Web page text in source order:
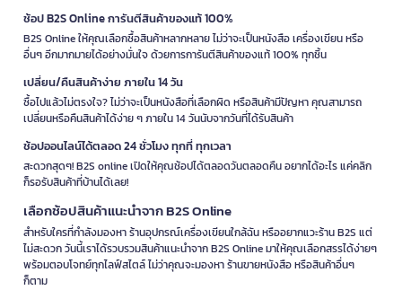
ช้อป B2S Online การันตีสินค้าของแท้ 100%
B2S Online ให้คุณเลือกซื้อสินค้าหลากหลาย ไม่ว่าจะเป็นหนังสือ เครื่องเขียน หรือ
อื่นๆ อีกมากมายได้อย่างมั่นใจ ด้วยการการันตีสินค้าของแท้ 100% ทุกชิ้น
เปลี่ยน/คืนสินค้าง่าย ภายใน 14 วัน
ซื้อไปแล้วไม่ตรงใจ? ไม่ว่าจะเป็นหนังสือที่เลือกผิด หรือสินค้ามีปัญหา คุณสามารถ
เปลี่ยนหรือคืนสินค้าได้ง่าย ๆ ภายใน 14 วันนับจากวันที่ได้รับสินค้า
ช้อปออนไลน์ได้ตลอด 24 ชั่วโมง ทุกที่ ทุกเวลา
สะดวกสุดๆ! B2S online เปิดให้คุณช้อปได้ตลอดวันตลอดคืน อยากได้อะไร แค่คลิก
ก็รอรับสินค้าที่บ้านได้เลย!
เลือกช้อปสินค้าแนะนำจาก B2S Online
สำหรับใครที่กำลังมองหา ร้านอุปกรณ์เครื่องเขียนใกล้ฉัน หรืออยากแวะร้าน B2S แต่
ไม่สะดวก วันนี้เราได้รวบรวมสินค้าแนะนำจาก B2S Online มาให้คุณเลือกสรรได้ง่ายๆ
พร้อมตอบโจทย์ทุกไลฟ์สไตล์ ไม่ว่าคุณจะมองหา ร้านขายหนังสือ หรือสินค้าอื่นๆ
ก็ตาม